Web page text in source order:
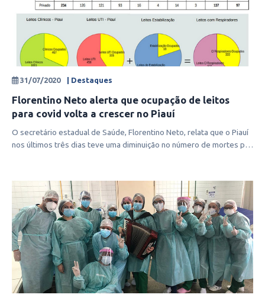
31/07/2020 | Destaques
Florentino Neto alerta que ocupação de leitos
para covid volta a crescer no Piauí
O secretário estadual de Saúde, Florentino Neto, relata que o Piauí
nos últimos três dias teve uma diminuição no número de mortes por